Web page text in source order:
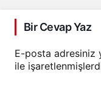
Bir Cevap Yaz
E-posta adresiniz
ile